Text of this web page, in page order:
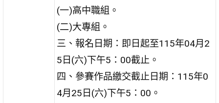
(一)高中職組。
(二)大專組。
三、報名日期：即日起至115年04月2
5日(六)下午5：00截止。
四、參賽作品繳交截止日期：115年0
4月25日(六)下午5：00。